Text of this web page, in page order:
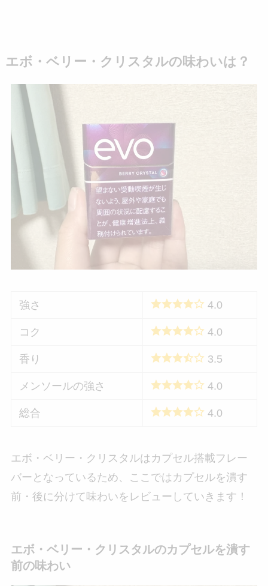
エボ・ベリー・クリスタルの味わいは？
強さ 4.0
コク 4.0
香り 3.5
メンソールの強さ 4.0
総合 4.0
エボ・ベリー・クリスタルはカプセル搭載フレー
バーとなっているため、ここではカプセルを潰す
前・後に分けて味わいをレビューしていきます！
エボ・ベリー・クリスタルのカプセルを潰す
前の味わい